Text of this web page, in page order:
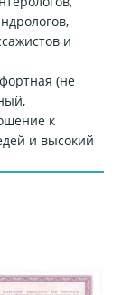
и
(не
к
и высокий